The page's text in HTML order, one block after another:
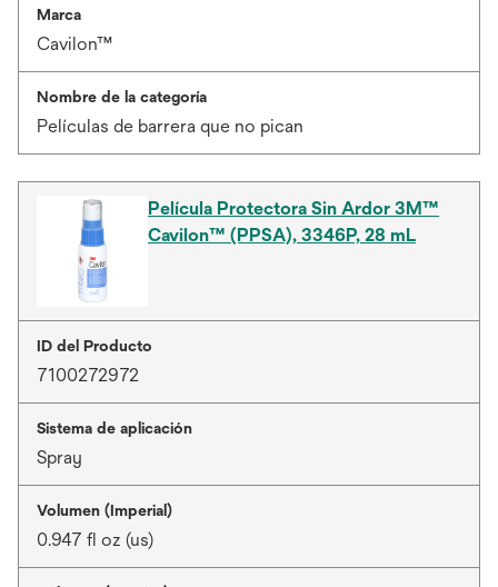
Marca
Cavilon™
Nombre de la categoría
Películas de barrera que no pican
Película Protectora Sin Ardor 3M™
Cavilon™ (PPSA), 3346P, 28 mL
ID del Producto
7100272972
Sistema de aplicación
Spray
Volumen (Imperial)
0.947 fl oz (us)